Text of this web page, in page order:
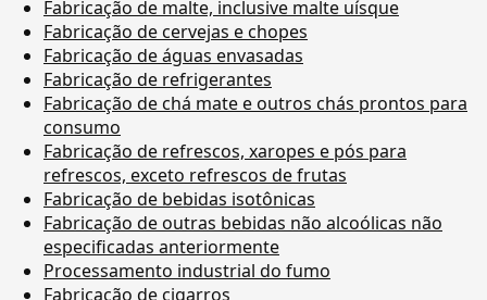
Fabricação de malte, inclusive malte uísque
Fabricação de cervejas e chopes
Fabricação de águas envasadas
Fabricação de refrigerantes
Fabricação de chá mate e outros chás prontos para
consumo
Fabricação de refrescos, xaropes e pós para
refrescos, exceto refrescos de frutas
Fabricação de bebidas isotônicas
Fabricação de outras bebidas não alcoólicas não
especificadas anteriormente
Processamento industrial do fumo
Fabricação de cigarros